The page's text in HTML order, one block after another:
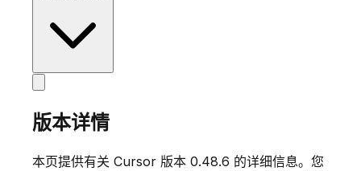
版本详情
本页提供有关 Cursor 版本 0.48.6 的详细信息。您